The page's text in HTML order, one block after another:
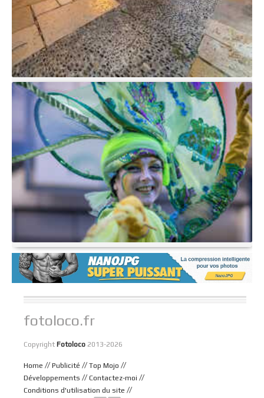
fotoloco.fr
Copyright Fotoloco 2013-2026
Home // Publicité // Top Mojo //
Développements // Contactez-moi //
Conditions d'utilisation du site //